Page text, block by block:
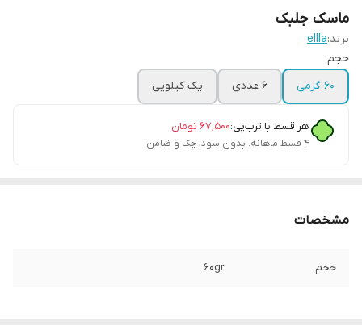
ماسک جلبک
برند:ellla
حجم
۶۰ گرمی
6 عددی یک کیلویی
هر قسط با ترب‌پی:۶۷٬۵۰۰ تومان
۴ قسط ماهانه. بدون سود، چک و ضامن.
مشخصات
حجم 60gr